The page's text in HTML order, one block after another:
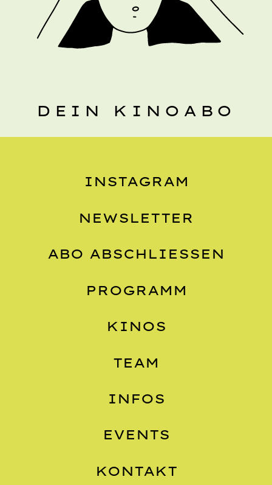
DEIN KINOABO
INSTAGRAM
NEWSLETTER
ABO ABSCHLIESSEN
PROGRAMM
KINOS
TEAM
INFOS
EVENTS
KONTAKT